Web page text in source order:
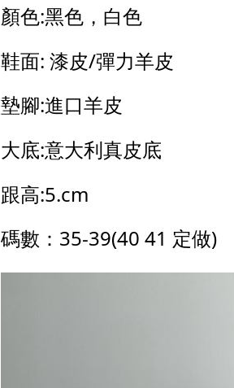
顏色:黑色，白色
鞋面: 漆皮/彈力羊皮
墊腳:進口羊皮
大底:意大利真皮底
跟高:5.cm
碼數：35-39(40 41 定做)